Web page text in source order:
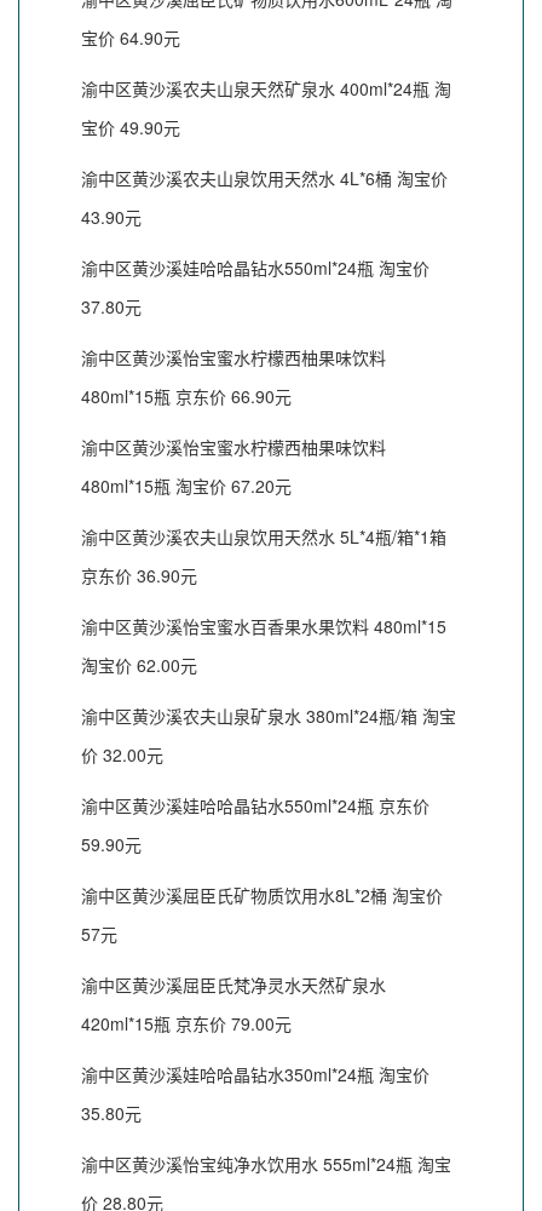
宝价 64.90元
渝中区黄沙溪农夫山泉天然矿泉水 400ml*24瓶 淘
宝价 49.90元
渝中区黄沙溪农夫山泉饮用天然水 4L*6桶 淘宝价
43.90元
渝中区黄沙溪娃哈哈晶钻水550ml*24瓶 淘宝价
37.80元
渝中区黄沙溪怡宝蜜水柠檬西柚果味饮料
480ml*15瓶 京东价 66.90元
渝中区黄沙溪怡宝蜜水柠檬西柚果味饮料
480ml*15瓶 淘宝价 67.20元
渝中区黄沙溪农夫山泉饮用天然水 5L*4瓶/箱*1箱
京东价 36.90元
渝中区黄沙溪怡宝蜜水百香果水果饮料 480ml*15
淘宝价 62.00元
渝中区黄沙溪农夫山泉矿泉水 380ml*24瓶/箱 淘宝
价 32.00元
渝中区黄沙溪娃哈哈晶钻水550ml*24瓶 京东价
59.90元
渝中区黄沙溪屈臣氏矿物质饮用水8L*2桶 淘宝价
57元
渝中区黄沙溪屈臣氏梵净灵水天然矿泉水
420ml*15瓶 京东价 79.00元
渝中区黄沙溪娃哈哈晶钻水350ml*24瓶 淘宝价
35.80元
渝中区黄沙溪怡宝纯净水饮用水 555ml*24瓶 淘宝
价 28.80元